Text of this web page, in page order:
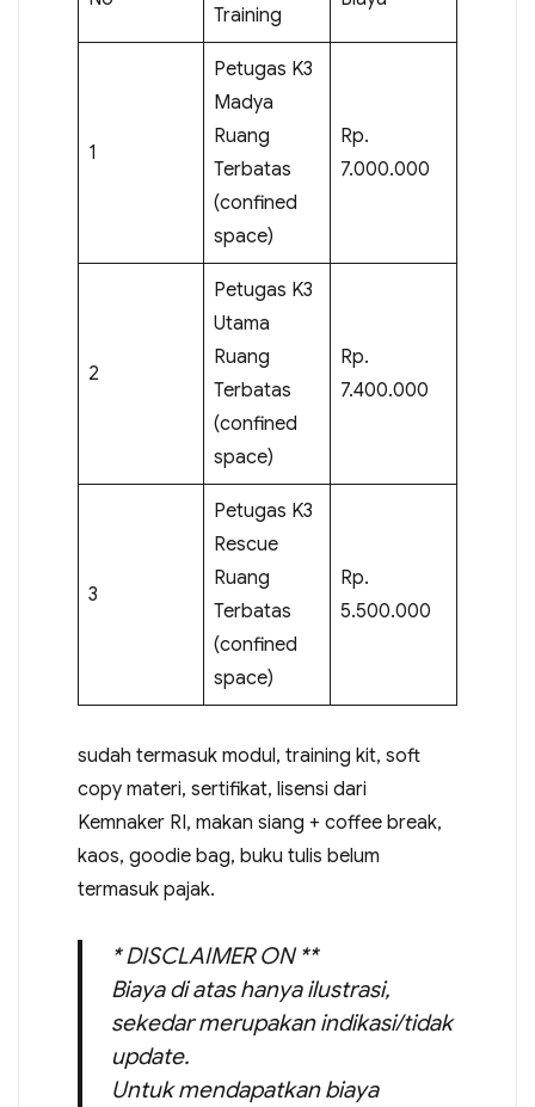
Training
1
Petugas K3
Madya
Ruang
Terbatas
(confined
space)
Rp.
7.000.000
2
Petugas K3
Utama
Ruang
Terbatas
(confined
space)
Rp.
7.400.000
3
Petugas K3
Rescue
Ruang
Terbatas
(confined
space)
Rp.
5.500.000
sudah termasuk modul, training kit, soft
copy materi, sertifikat, lisensi dari
Kemnaker RI, makan siang + coffee break,
kaos, goodie bag, buku tulis belum
termasuk pajak.
* DISCLAIMER ON **
Biaya di atas hanya ilustrasi,
sekedar merupakan indikasi/tidak
update.
Untuk mendapatkan biaya